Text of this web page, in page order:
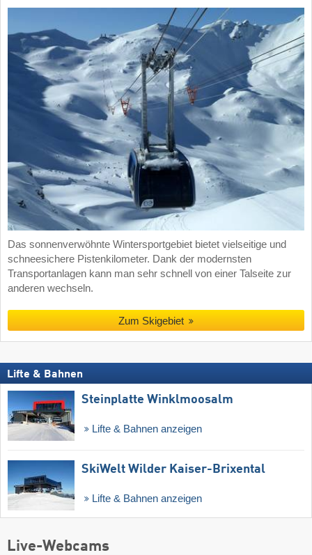
Das sonnenverwöhnte Wintersportgebiet bietet vielseitige und
schneesichere Pistenkilometer. Dank der modernsten
Transportanlagen kann man sehr schnell von einer Talseite zur
anderen wechseln.
Zum Skigebiet
Lifte & Bahnen
Steinplatte Winklmoosalm
Lifte & Bahnen anzeigen
SkiWelt Wilder Kaiser-Brixental
Lifte & Bahnen anzeigen
Live-Webcams